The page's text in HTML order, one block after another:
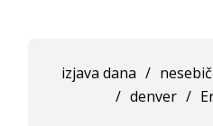
izjava dana /
/ denver /